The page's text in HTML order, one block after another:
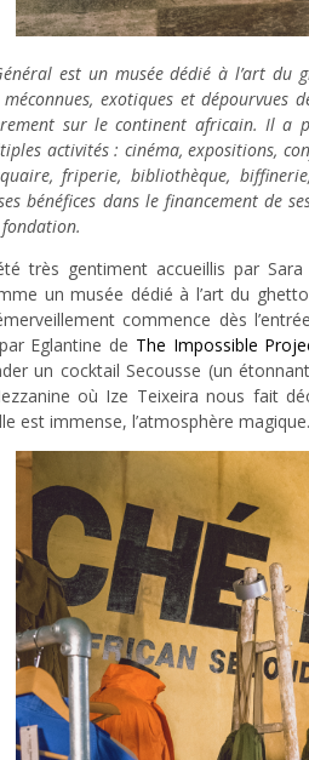
est un musée dédié à l’art du
méconnues, exotiques et
sur le continent africain. Il a
activités : cinéma, expositions,
friperie, bibliothèque,
ses bénéfices dans le financement
très gentiment accueillis par
un musée dédié à l’art du
commence dès
Eglantine de The Impossible
un cocktail Secousse (un
où Ize Teixeira nous fait
est immense, l’atmosphère magique.